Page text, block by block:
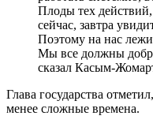
Плоды тех
сейчас, завтра
Поэтому на нас
Мы все должны
сказал Касым-
Глава государства
менее сложные времена.